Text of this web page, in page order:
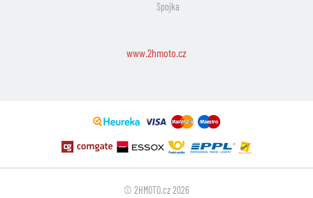
Spojka
www.2hmoto.cz
© 2HMOTO.cz 2026